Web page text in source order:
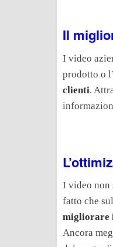
Il
I video
prodotto o
clienti.
I video non
fatto che
migliorare
Ancora